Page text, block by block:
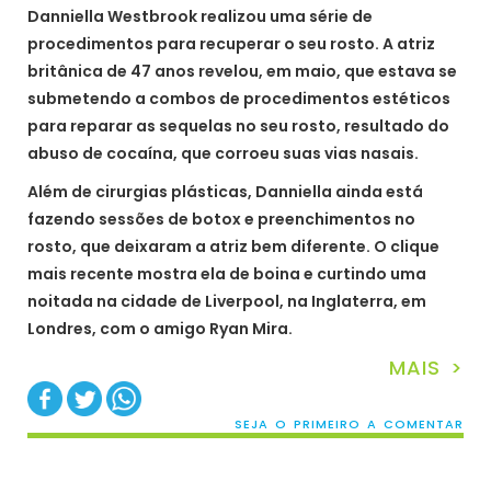
Danniella Westbrook realizou uma série de
procedimentos para recuperar o seu rosto. A atriz
britânica de 47 anos revelou, em maio, que estava se
submetendo a combos de procedimentos estéticos
para reparar as sequelas no seu rosto, resultado do
abuso de cocaína, que corroeu suas vias nasais.
Além de cirurgias plásticas, Danniella ainda está
fazendo sessões de botox e preenchimentos no
rosto, que deixaram a atriz bem diferente. O clique
mais recente mostra ela de boina e curtindo uma
noitada na cidade de Liverpool, na Inglaterra, em
Londres, com o amigo Ryan Mira.
MAIS >
SEJA O PRIMEIRO A COMENTAR